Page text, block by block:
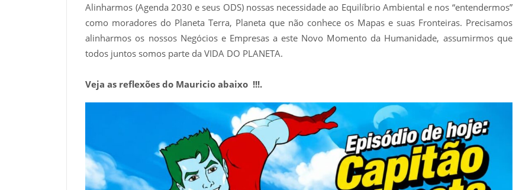
Alinharmos (Agenda 2030 e seus ODS) nossas necessidade ao Equilíbrio Ambiental e nos “entendermos”
como moradores do Planeta Terra, Planeta que não conhece os Mapas e suas Fronteiras. Precisamos
alinharmos os nossos Negócios e Empresas a este Novo Momento da Humanidade, assumirmos que
todos juntos somos parte da VIDA DO PLANETA.
Veja as reflexões do Mauricio abaixo !!!.